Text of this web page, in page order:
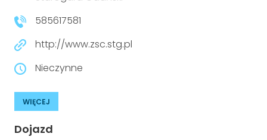
585617581
http://www.zsc.stg.pl
Nieczynne
WIĘCEJ
Dojazd